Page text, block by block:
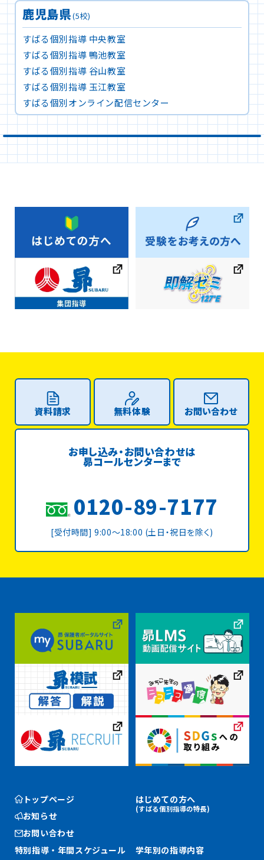
鹿児島県(5校)
すばる個別指導 中央教室
すばる個別指導 鴨池教室
すばる個別指導 谷山教室
すばる個別指導 玉江教室
すばる個別オンライン配信センター
資料請求 無料体験 お問い合わせ
お申し込み・お問い合わせは
昴コールセンターまで
0120-89-7177
[受付時間] 9:00〜18:00 (土日・祝日を除く)
トップページ
お知らせ
お問い合わせ
はじめての方へ
(すばる個別指導の特長)
特別指導・ 年間スケジュール 学年別の指導内容